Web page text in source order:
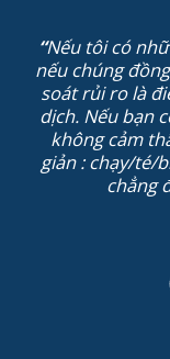
“Nếu tôi có
nếu chúng
soát rủi ro là
dịch. Nếu bạn
không cảm
giản : chạy/té/
chẳng